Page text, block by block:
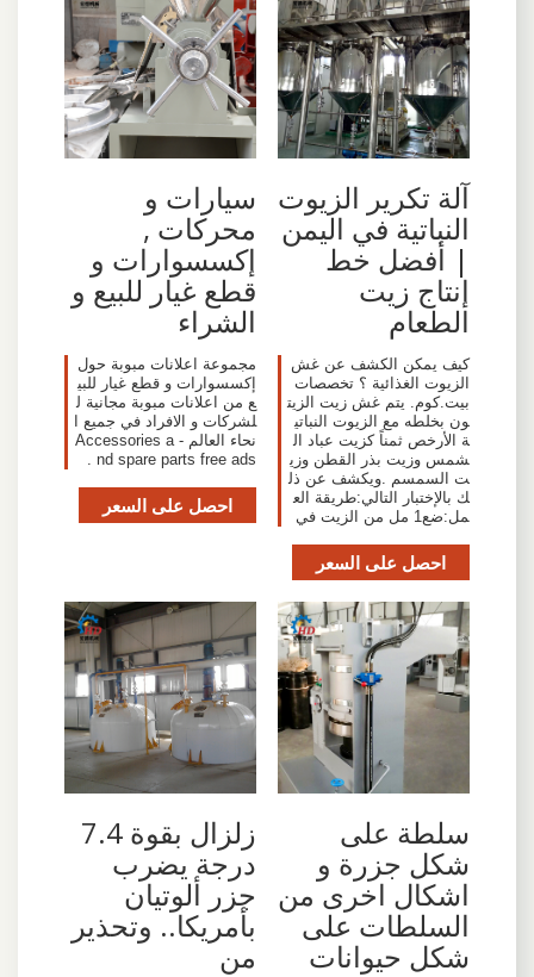
آلة تكرير الزيوت
النباتية في اليمن
| أفضل خط
إنتاج زيت
الطعام
كيف يمكن الكشف عن غش
الزيوت الغذائية ؟ تخصصات
بيت.كوم. يتم غش زيت الزيت
ون بخلطه مع الزيوت النباتي
ة الأرخص ثمناً كزيت عباد ال
شمس وزيت بذر القطن وزي
ت السمسم .ويكشف عن ذل
ك بالإختبار التالي:طريقة الع
مل:ضع1 مل من الزيت في
احصل على السعر
سيارات و
محركات ,
إكسسوارات و
قطع غيار للبيع و
الشراء
مجموعة اعلانات مبوبة حول
إكسسوارات و قطع غيار للبي
ع من اعلانات مبوبة مجانية ل
لشركات و الافراد في جميع ا
نحاء العالم - Accessories a
nd spare parts free ads .
احصل على السعر
سلطة على
شكل جزرة و
اشكال اخرى من
السلطات على
شكل حيوانات
زلزال بقوة 7.4
درجة يضرب
جزر ألوتيان
بأمريكا.. وتحذير
من